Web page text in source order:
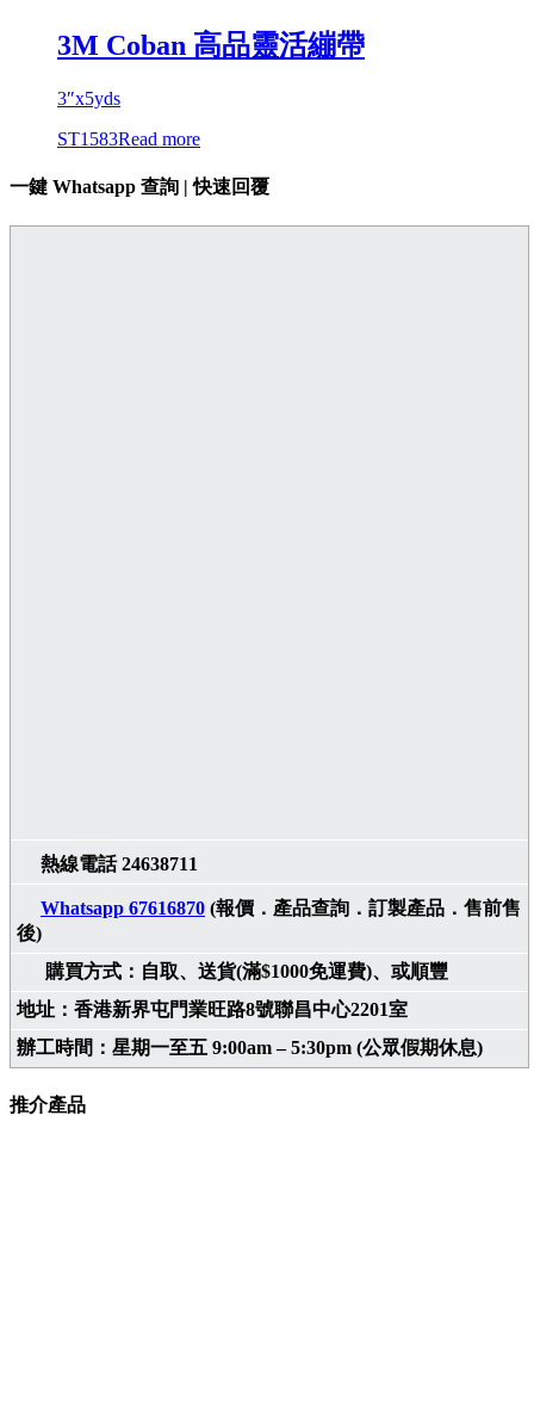
3M Coban 高品靈活繃帶
3″x5yds
ST1583Read more
一鍵 Whatsapp 查詢 | 快速回覆
熱線電話 24638711
Whatsapp 67616870 (報價．產品查詢．訂製產品．售前售
後)
購買方式：自取、送貨(滿$1000免運費)、或順豐
地址：香港新界屯門業旺路8號聯昌中心2201室
辦工時間：星期一至五 9:00am – 5:30pm (公眾假期休息)
推介產品